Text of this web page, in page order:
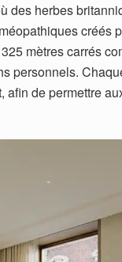
des herbes
créés
mètres carrés
personnels.
afin de permettre